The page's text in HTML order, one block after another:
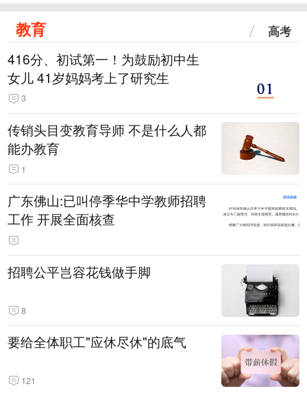
教育 高考
416分、初试第一！为鼓励初中生
女儿 41岁妈妈考上了研究生
3
传销头目变教育导师 不是什么人都
能办教育
1
广东佛山:已叫停季华中学教师招聘
工作 开展全面核查
招聘公平岂容花钱做手脚
8
要给全体职工"应休尽休"的底气
121